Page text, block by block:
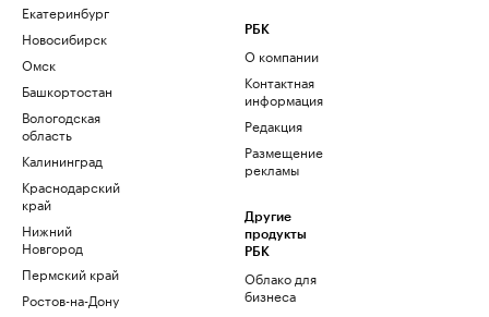
Екатеринбург
Новосибирск
Омск
Башкортостан
Вологодская
область
Калининград
Краснодарский
край
Нижний
Новгород
Пермский край
Ростов-на-Дону
РБК
О компании
Контактная
информация
Редакция
Размещение
рекламы
Другие
продукты
РБК
Облако для
бизнеса